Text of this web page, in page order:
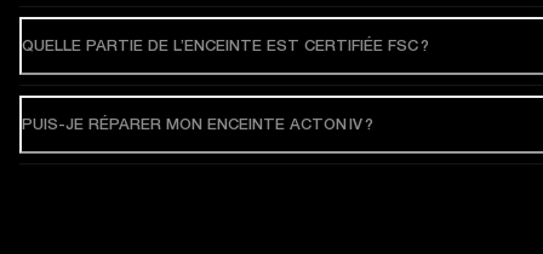
QUELLE PARTIE DE L’ENCEINTE EST CERTIFIÉE FSC ?
PUIS-JE RÉPARER MON ENCEINTE ACTON IV ?